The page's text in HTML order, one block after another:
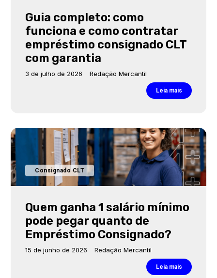
Guia completo: como
funciona e como contratar
empréstimo consignado CLT
com garantia
3 de julho de 2026 Redação Mercantil
Leia mais
Consignado CLT
Quem ganha 1 salário mínimo
pode pegar quanto de
Empréstimo Consignado?
15 de junho de 2026 Redação Mercantil
Leia mais